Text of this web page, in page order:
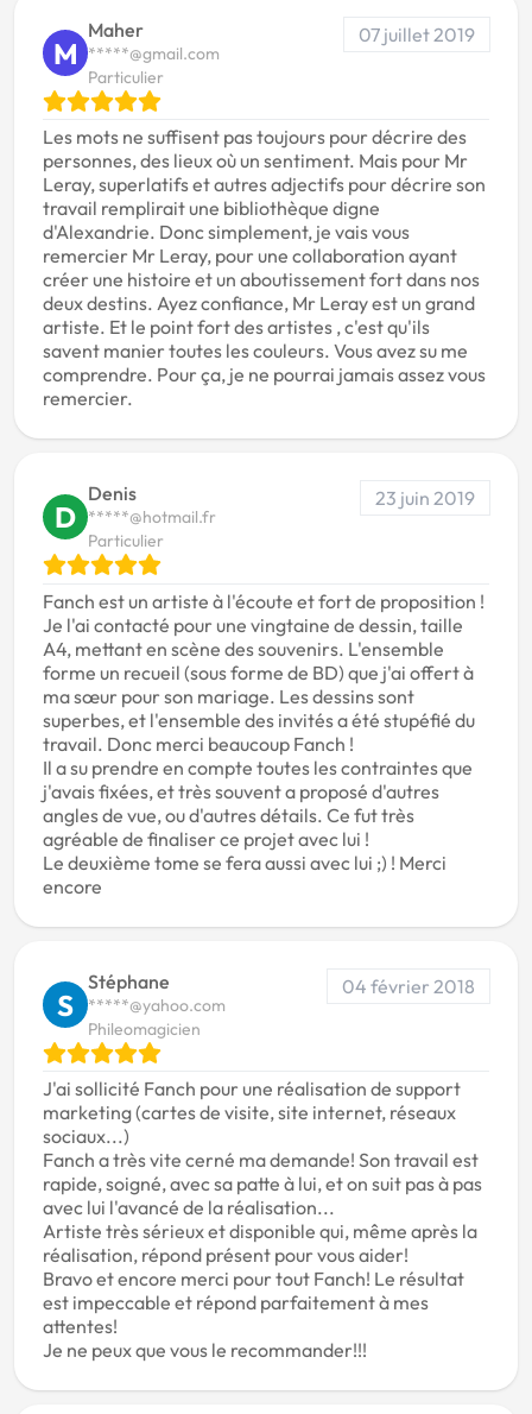
M
Maher
*****@gmail.com
Particulier
07 juillet 2019
Les mots ne suffisent pas toujours pour décrire des
personnes, des lieux où un sentiment. Mais pour Mr
Leray, superlatifs et autres adjectifs pour décrire son
travail remplirait une bibliothèque digne
d'Alexandrie. Donc simplement, je vais vous
remercier Mr Leray, pour une collaboration ayant
créer une histoire et un aboutissement fort dans nos
deux destins. Ayez confiance, Mr Leray est un grand
artiste. Et le point fort des artistes , c'est qu'ils
savent manier toutes les couleurs. Vous avez su me
comprendre. Pour ça, je ne pourrai jamais assez vous
remercier.
D
Denis
*****@hotmail.fr
Particulier
23 juin 2019
Fanch est un artiste à l'écoute et fort de proposition !
Je l'ai contacté pour une vingtaine de dessin, taille
A4, mettant en scène des souvenirs. L'ensemble
forme un recueil (sous forme de BD) que j'ai offert à
ma sœur pour son mariage. Les dessins sont
superbes, et l'ensemble des invités a été stupéfié du
travail. Donc merci beaucoup Fanch !
Il a su prendre en compte toutes les contraintes que
j'avais fixées, et très souvent a proposé d'autres
angles de vue, ou d'autres détails. Ce fut très
agréable de finaliser ce projet avec lui !
Le deuxième tome se fera aussi avec lui ;) ! Merci
encore
S
Stéphane
*****@yahoo.com
Phileomagicien
04 février 2018
J'ai sollicité Fanch pour une réalisation de support
marketing (cartes de visite, site internet, réseaux
sociaux...)
Fanch a très vite cerné ma demande! Son travail est
rapide, soigné, avec sa patte à lui, et on suit pas à pas
avec lui l'avancé de la réalisation...
Artiste très sérieux et disponible qui, même après la
réalisation, répond présent pour vous aider!
Bravo et encore merci pour tout Fanch! Le résultat
est impeccable et répond parfaitement à mes
attentes!
Je ne peux que vous le recommander!!!